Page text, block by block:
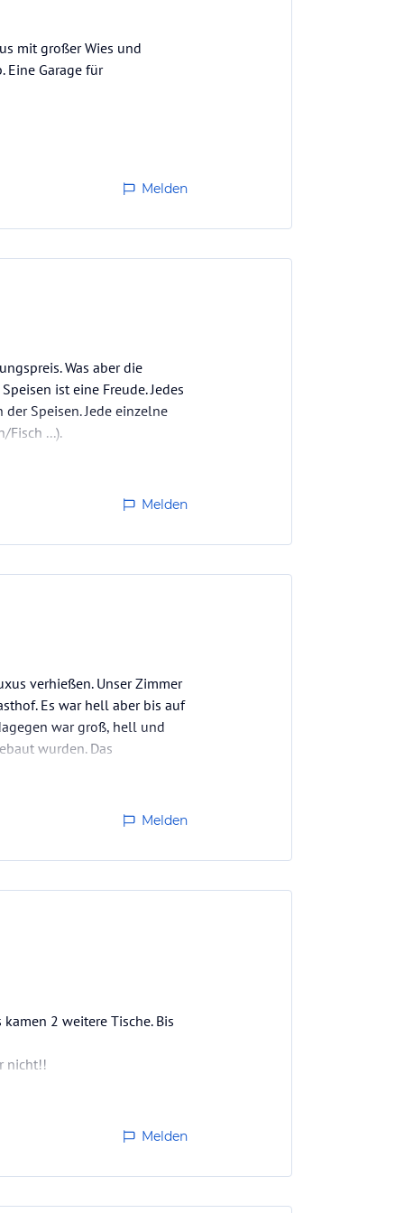
mit großer Wies und
Eine Garage für
Melden
Was aber die
ist eine Freude. Jedes
Speisen. Jede einzelne
Fisch ...).
Melden
verhießen. Unser Zimmer
Es war hell aber bis auf
war groß, hell und
wurden. Das
Melden
2 weitere Tische. Bis
nicht!!
Melden